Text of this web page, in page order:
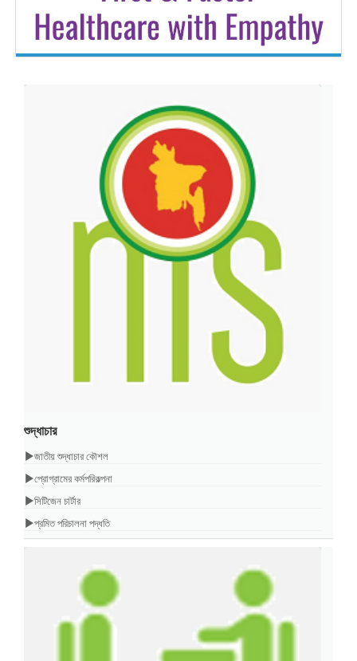
শুদ্ধাচার
জাতীয় শুদ্ধাচার কৌশল
প্রোগ্রামের কর্মপরিকল্পনা
সিটিজেন চার্টার
প্রমিত পরিচালনা পদ্ধতি